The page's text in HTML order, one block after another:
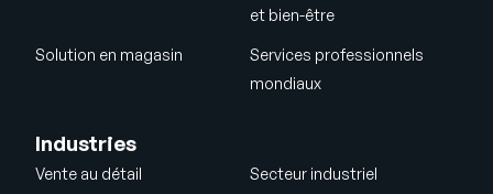
et bien-être
Solution en magasin
Services professionnels
mondiaux
Industries
Vente au détail Secteur industriel